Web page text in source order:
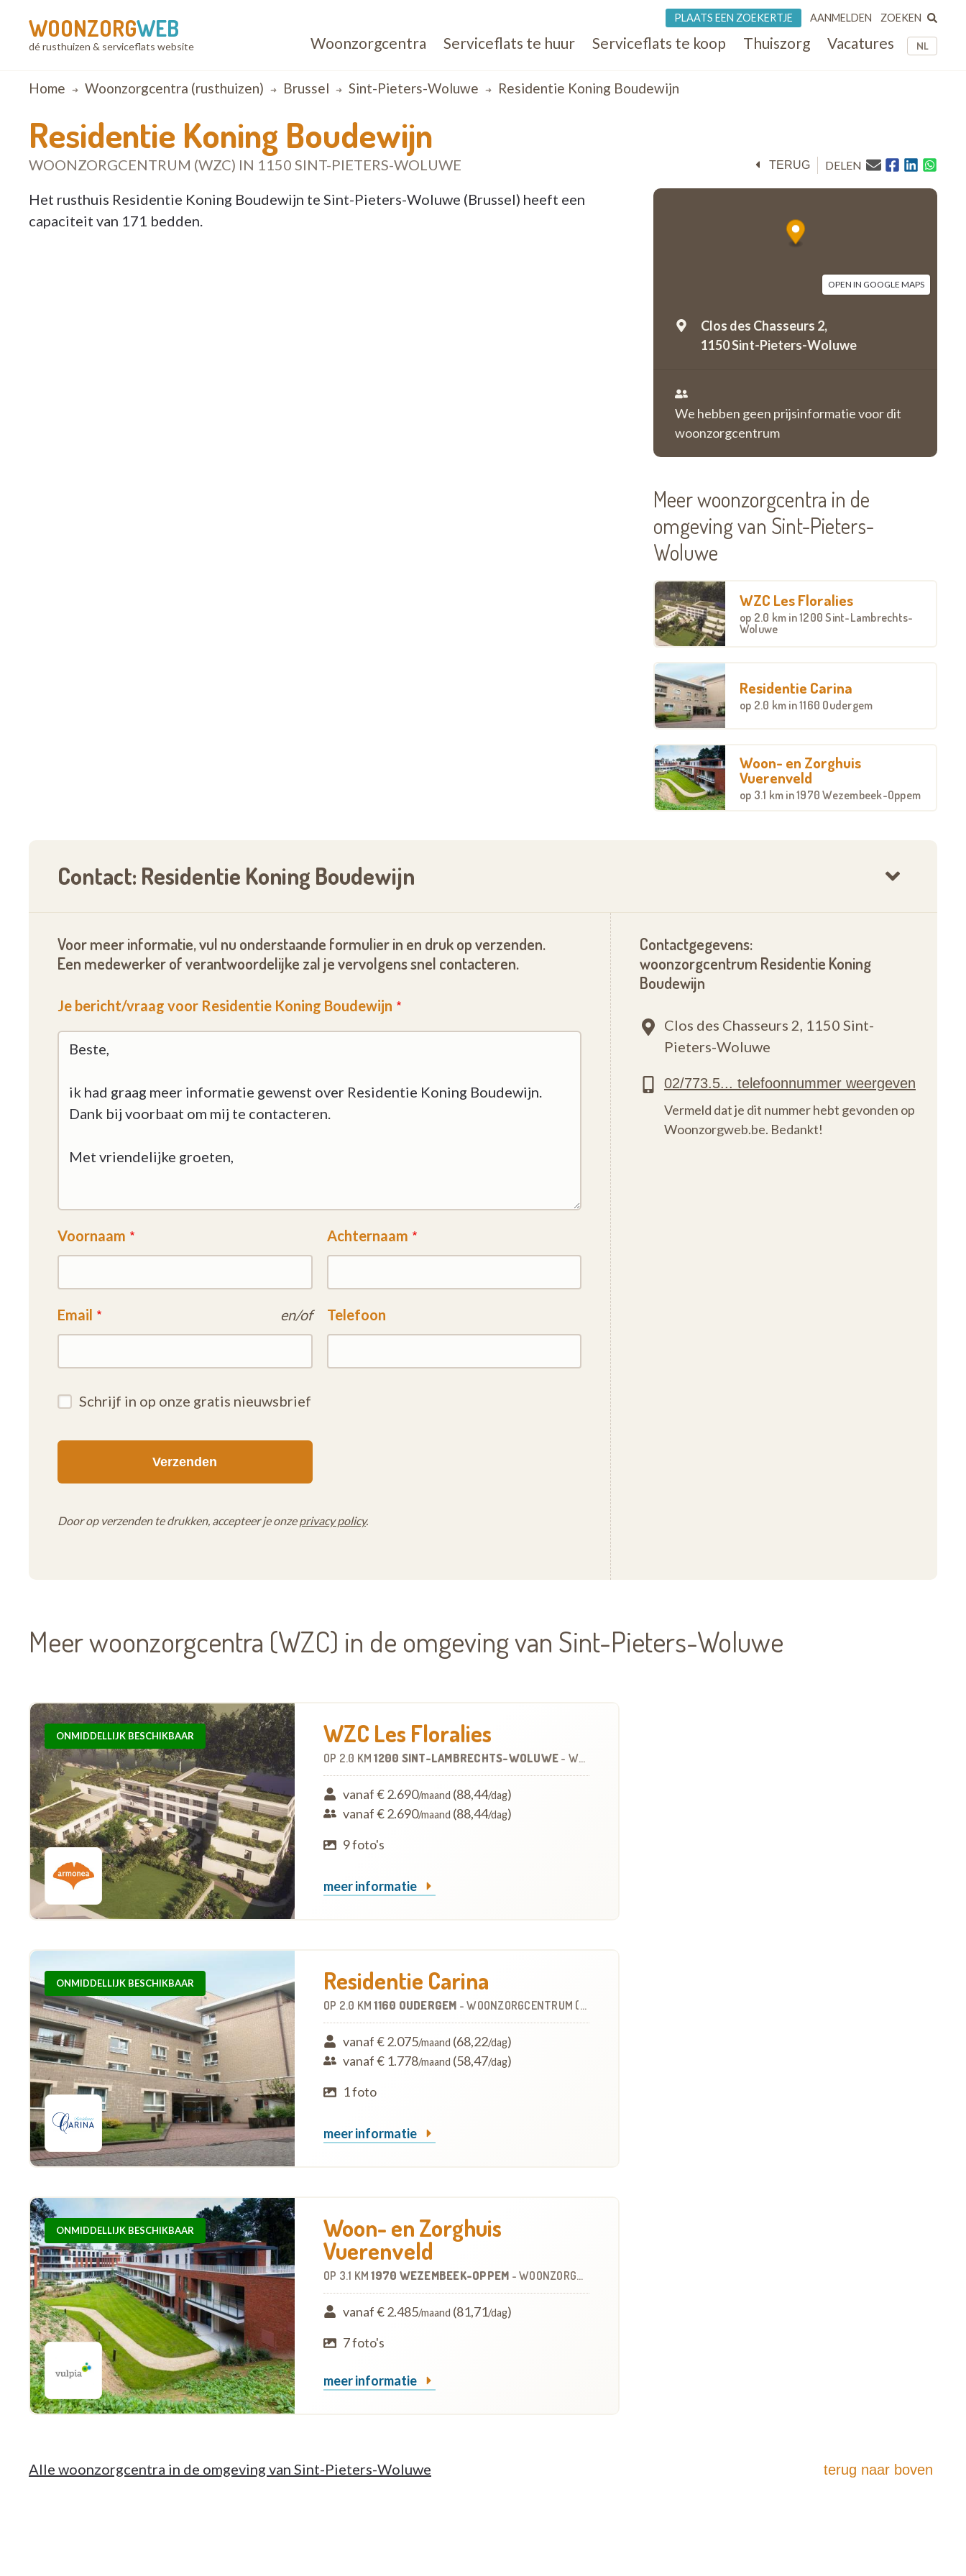
WOONZORGWEB
dé rusthuizen & serviceflats website NL
Woonzorgcentra Serviceflats te huur Serviceflats te koop Thuiszorg Vacatures
PLAATS EEN ZOEKERTJE AANMELDEN ZOEKEN
Breadcrumb
Home Woonzorgcentra (rusthuizen) Brussel Sint-Pieters-Woluwe Residentie Koning Boudewijn
Residentie Koning Boudewijn
WOONZORGCENTRUM (WZC) IN 1150 SINT-PIETERS-WOLUWE TERUG DELEN
OPEN IN GOOGLE MAPS
Clos des Chasseurs 2,
1150 Sint-Pieters-Woluwe
We hebben geen prijsinformatie voor dit
woonzorgcentrum
Het rusthuis Residentie Koning Boudewijn te Sint-Pieters-Woluwe (Brussel) heeft een
capaciteit van 171 bedden.
Meer woonzorgcentra in de
omgeving van Sint-Pieters-
Woluwe
WZC Les Floralies
op 2.0 km in 1200 Sint-Lambrechts-
Woluwe
Residentie Carina
op 2.0 km in 1160 Oudergem
Woon- en Zorghuis
Vuerenveld
op 3.1 km in 1970 Wezembeek-Oppem
Contact: Residentie Koning Boudewijn
Voor meer informatie, vul nu onderstaande formulier in en druk op verzenden.
Een medewerker of verantwoordelijke zal je vervolgens snel contacteren.
Je bericht/vraag voor Residentie Koning Boudewijn
Voornaam Achternaam
Email en/of Telefoon
Schrijf in op onze gratis nieuwsbrief
Door op verzenden te drukken, accepteer je onzeprivacy policy.
Contactgegevens:
woonzorgcentrum Residentie Koning
Boudewijn
Clos des Chasseurs 2, 1150 Sint-
Pieters-Woluwe
Vermeld dat je dit nummer hebt gevonden op
Woonzorgweb.be. Bedankt!
Meer woonzorgcentra (WZC) in de omgeving van Sint-Pieters-Woluwe
ONMIDDELLIJK BESCHIKBAAR WZC Les Floralies
OP 2.0 KM 1200 SINT-LAMBRECHTS-WOLUWE - WOONZORGCENTRUM (WZC)
vanaf € 2.690/maand (88,44/dag)
vanaf € 2.690/maand (88,44/dag)
9 foto's
meer informatie
ONMIDDELLIJK BESCHIKBAAR Residentie Carina
OP 2.0 KM 1160 OUDERGEM -WOONZORGCENTRUM (WZC)
vanaf € 2.075/maand (68,22/dag)
vanaf € 1.778/maand (58,47/dag)
1 foto
meer informatie
ONMIDDELLIJK BESCHIKBAAR Woon- en Zorghuis
Vuerenveld
OP 3.1 KM 1970 WEZEMBEEK-OPPEM -WOONZORGCENTRUM (WZC)
vanaf € 2.485/maand (81,71/dag)
7 foto's
meer informatie
Alle woonzorgcentra in de omgeving van Sint-Pieters-Woluwe terug naar boven